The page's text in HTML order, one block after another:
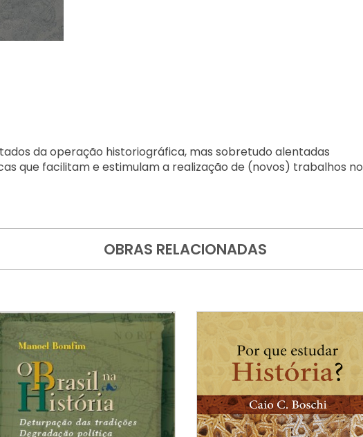
da operação historiográfica, mas sobretudo alentadas
que facilitam e estimulam a realização de (novos) trabalhos no
OBRAS RELACIONADAS